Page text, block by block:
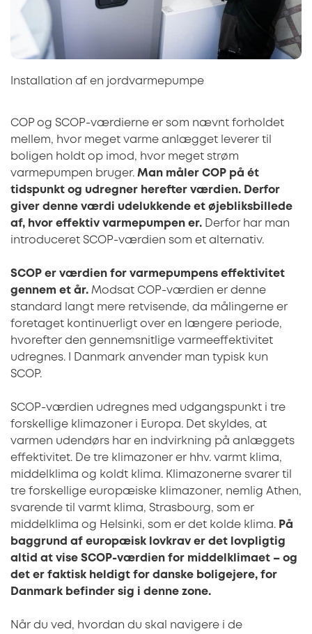
Installation af en jordvarmepumpe
COP og SCOP-værdierne er som nævnt forholdet
mellem, hvor meget varme anlægget leverer til
boligen holdt op imod, hvor meget strøm
varmepumpen bruger. Man måler COP på ét
tidspunkt og udregner herefter værdien. Derfor
giver denne værdi udelukkende et øjebliksbillede
af, hvor effektiv varmepumpen er. Derfor har man
introduceret SCOP-værdien som et alternativ.
SCOP er værdien for varmepumpens effektivitet
gennem et år. Modsat COP-værdien er denne
standard langt mere retvisende, da målingerne er
foretaget kontinuerligt over en længere periode,
hvorefter den gennemsnitlige varmeeffektivitet
udregnes. I Danmark anvender man typisk kun
SCOP.
SCOP-værdien udregnes med udgangspunkt i tre
forskellige klimazoner i Europa. Det skyldes, at
varmen udendørs har en indvirkning på anlæggets
effektivitet. De tre klimazoner er hhv. varmt klima,
middelklima og koldt klima. Klimazonerne svarer til
tre forskellige europæiske klimazoner, nemlig Athen,
svarende til varmt klima, Strasbourg, som er
middelklima og Helsinki, som er det kolde klima. På
baggrund af europæisk lovkrav er det lovpligtig
altid at vise SCOP-værdien for middelklimaet – og
det er faktisk heldigt for danske boligejere, for
Danmark befinder sig i denne zone.
Når du ved, hvordan du skal navigere i de